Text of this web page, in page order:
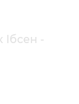
Ібсен -